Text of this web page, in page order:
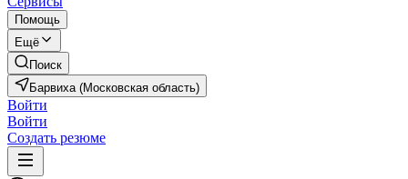
Помощь
Ещё
Поиск
Барвиха (Московская область)
Войти
Войти
Создать резюме